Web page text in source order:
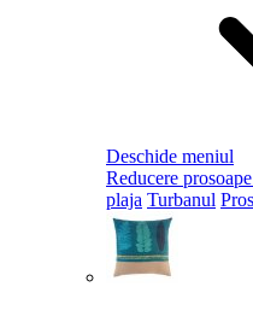
Deschide meniul
Reducere
plaja Turbanul